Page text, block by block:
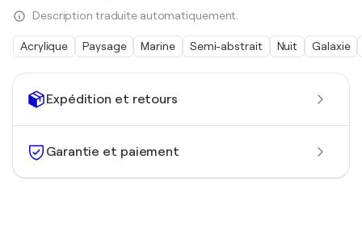
Expédition et retours
Garantie et paiement
Description traduite automatiquement.
Acrylique Paysage Marine Semi-abstrait Nuit Galaxie